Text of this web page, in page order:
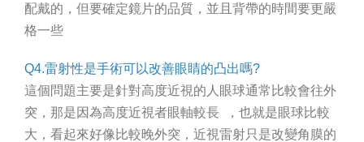
配戴的，但要確定鏡片的品質，並且背帶的時間要更嚴
格一些
Q4.雷射性是手術可以改善眼睛的凸出嗎?
這個問題主要是針對高度近視的人眼球通常比較會往外
突，那是因為高度近視者眼軸較長 ，也就是眼球比較
大，看起來好像比較晚外突，近視雷射只是改變角膜的